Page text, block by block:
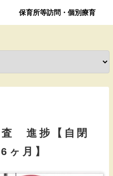
保育所等訪問・個別療育
査 進捗【自閉
ヶ月】